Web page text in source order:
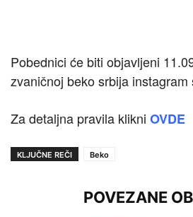
Pobednici će biti objavljeni
zvaničnoj beko srbija instagram
Za detaljna pravila klikni OVDE
KLJUČNE REČI Beko
POVEZANE